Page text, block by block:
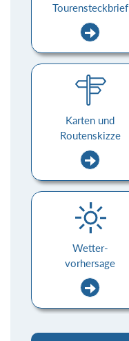
Tourensteckbrief
Karten und
Routenskizze
Wetter-
vorhersage